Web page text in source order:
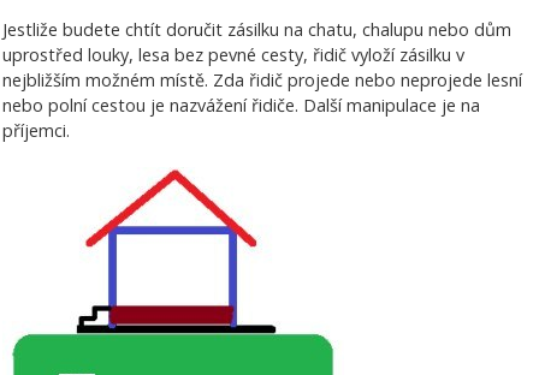
Jestliže budete chtít doručit zásilku na chatu, chalupu nebo dům
uprostřed louky, lesa bez pevné cesty, řidič vyloží zásilku v
nejbližším možném místě. Zda řidič projede nebo neprojede lesní
nebo polní cestou je nazvážení řidiče. Další manipulace je na
příjemci.